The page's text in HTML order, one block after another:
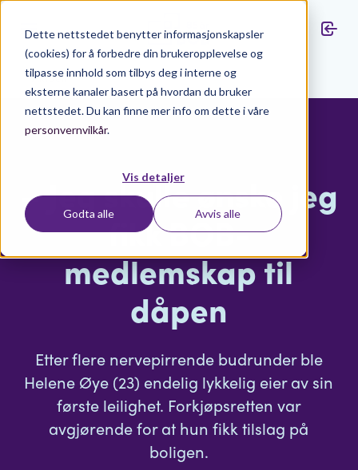
Dette nettstedet benytter informasjonskapsler
(cookies) for å forbedre din brukeropplevelse og
tilpasse innhold som tilbys deg i interne og
eksterne kanaler basert på hvordan du bruker
nettstedet. Du kan finne mer info om dette i våre
personvernvilkår.
Vis detaljer
Godta alle Avvis alle
Aktuelt
– Jeg skulle ønske jeg
fikk BOB-
medlemskap til
dåpen
Etter flere nervepirrende budrunder ble
Helene Øye (23) endelig lykkelig eier av sin
første leilighet. Forkjøpsretten var
avgjørende for at hun fikk tilslag på
boligen.